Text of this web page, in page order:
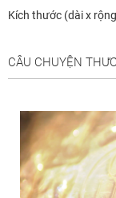
Kích thước (dài x
CÂU CHUYỆN